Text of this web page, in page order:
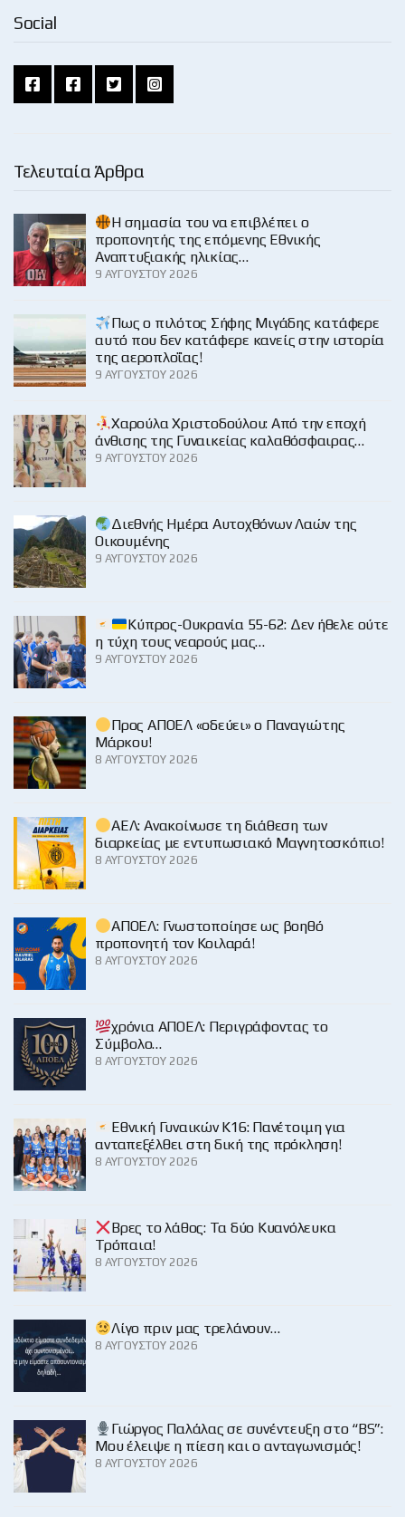
Social
Τελευταία Άρθρα
H σημασία του να επιβλέπει ο
προπονητής της επόμενης Εθνικής
Αναπτυξιακής ηλικίας…
9 ΑΥΓΟΎΣΤΟΥ 2026
Πως ο πιλότος Σήφης Μιγάδης κατάφερε
αυτό που δεν κατάφερε κανείς στην ιστορία
της αεροπλοΐας!
9 ΑΥΓΟΎΣΤΟΥ 2026
Χαρούλα Χριστοδούλου: Από την εποχή
άνθισης της Γυναικείας καλαθόσφαιρας…
9 ΑΥΓΟΎΣΤΟΥ 2026
Διεθνής Ημέρα Αυτοχθόνων Λαών της
Οικουμένης
9 ΑΥΓΟΎΣΤΟΥ 2026
Κύπρος-Ουκρανία 55-62: Δεν ήθελε ούτε
η τύχη τους νεαρούς μας…
9 ΑΥΓΟΎΣΤΟΥ 2026
Προς ΑΠΟΕΛ «οδεύει» ο Παναγιώτης
Μάρκου!
8 ΑΥΓΟΎΣΤΟΥ 2026
ΑΕΛ: Ανακοίνωσε τη διάθεση των
διαρκείας με εντυπωσιακό Μαγνητοσκόπιο!
8 ΑΥΓΟΎΣΤΟΥ 2026
ΑΠΟΕΛ: Γνωστοποίησε ως βοηθό
προπονητή τον Κοιλαρά!
8 ΑΥΓΟΎΣΤΟΥ 2026
χρόνια ΑΠΟΕΛ: Περιγράφοντας το
Σύμβολο…
8 ΑΥΓΟΎΣΤΟΥ 2026
Εθνική Γυναικών Κ16: Πανέτοιμη για
ανταπεξέλθει στη δική της πρόκληση!
8 ΑΥΓΟΎΣΤΟΥ 2026
Βρες το λάθος: Τα δύο Κυανόλευκα
Τρόπαια!
8 ΑΥΓΟΎΣΤΟΥ 2026
Λίγο πριν μας τρελάνουν…
8 ΑΥΓΟΎΣΤΟΥ 2026
Γιώργος Παλάλας σε συνέντευξη στο “BS”:
Μου έλειψε η πίεση και ο ανταγωνισμός!
8 ΑΥΓΟΎΣΤΟΥ 2026